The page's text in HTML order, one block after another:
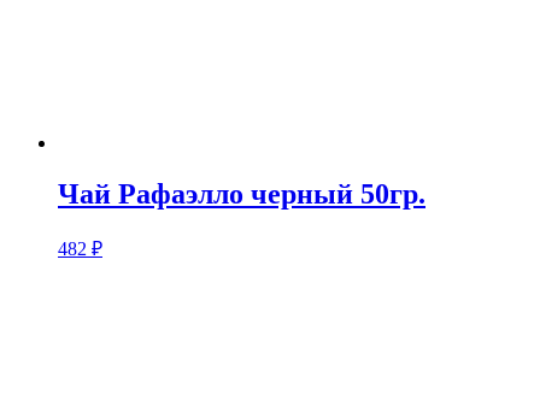
Чай Рафаэлло черный 50гр.
482 ₽